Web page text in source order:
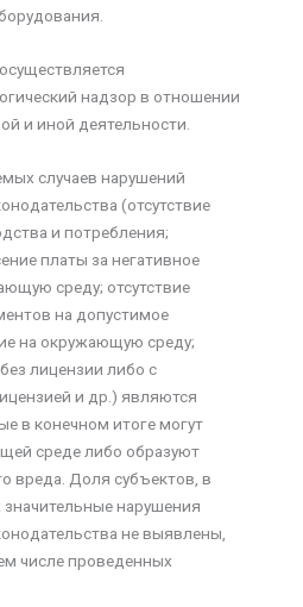
надзор в отношении
и иной деятельности.
случаев нарушений
(отсутствие
и потребления;
платы за негативное
среду; отсутствие
на допустимое
на окружающую среду;
лицензии либо с
и др.) являются
в конечном итоге могут
среде либо образуют
вреда. Доля субъектов, в
нарушения
не выявлены,
числе проведенных